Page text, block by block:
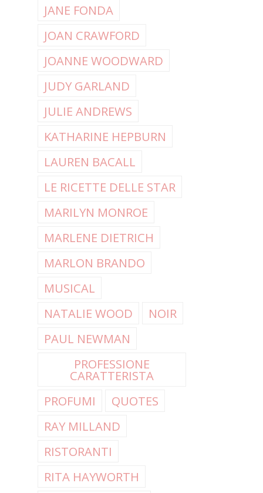
JANE FONDA
JOAN CRAWFORD
JOANNE WOODWARD
JUDY GARLAND
JULIE ANDREWS
KATHARINE HEPBURN
LAUREN BACALL
LE RICETTE DELLE STAR
MARILYN MONROE
MARLENE DIETRICH
MARLON BRANDO
MUSICAL
NATALIE WOOD
NOIR
PAUL NEWMAN
PROFESSIONE
CARATTERISTA
PROFUMI
QUOTES
RAY MILLAND
RISTORANTI
RITA HAYWORTH